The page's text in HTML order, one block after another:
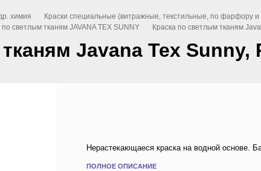
химия Краски специальные (витражные, текстильные, по фарфору и
по светлым тканям JAVANA TEX SUNNY Краска по светлым тканям
Javana Tex
Нерастекающаеся краска на водной основе.
ПОЛНОЕ ОПИСАНИЕ